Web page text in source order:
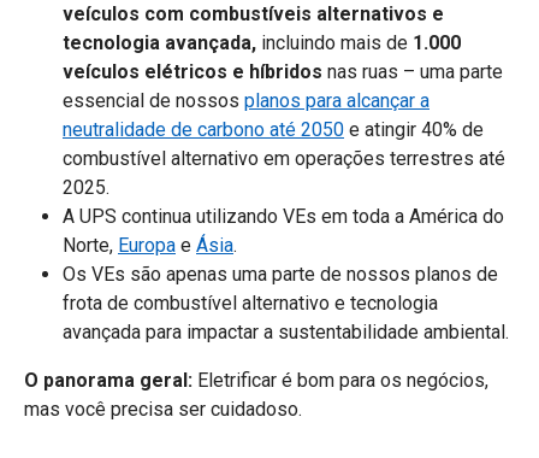
veículos com combustíveis alternativos e
tecnologia avançada, incluindo mais de 1.000
veículos elétricos e híbridos nas ruas – uma parte
essencial de nossos planos para alcançar a
neutralidade de carbono até 2050 e atingir 40% de
combustível alternativo em operações terrestres até
2025.
A UPS continua utilizando VEs em toda a América do
Norte, Europa e Ásia.
Os VEs são apenas uma parte de nossos planos de
frota de combustível alternativo e tecnologia
avançada para impactar a sustentabilidade ambiental.
O panorama geral: Eletrificar é bom para os negócios,
mas você precisa ser cuidadoso.